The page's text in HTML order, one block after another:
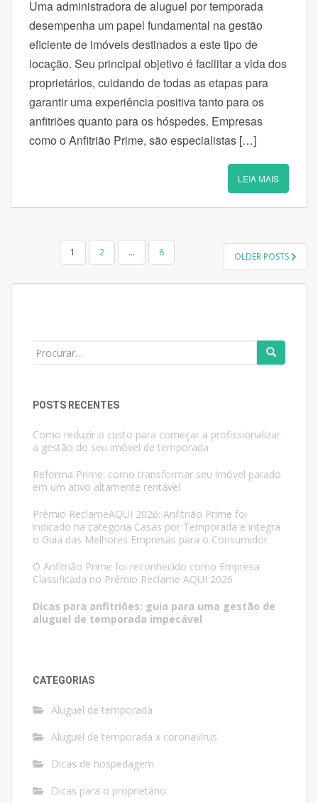
Uma administradora de aluguel por temporada
desempenha um papel fundamental na gestão
eficiente de imóveis destinados a este tipo de
locação. Seu principal objetivo é facilitar a vida dos
proprietários, cuidando de todas as etapas para
garantir uma experiência positiva tanto para os
anfitriões quanto para os hóspedes. Empresas
como o Anfitrião Prime, são especialistas […]
LEIA MAIS
NAVEGAÇÃO
POSTS
1 2 … 6 OLDER POSTS
Search
POSTS RECENTES
Como reduzir o custo para começar a profissionalizar
a gestão do seu imóvel de temporada
Reforma Prime: como transformar seu imóvel parado
em um ativo altamente rentável
Prêmio ReclameAQUI 2026: Anfitrião Prime foi
indicado na categoria Casas por Temporada e integra
o Guia das Melhores Empresas para o Consumidor
O Anfitrião Prime foi reconhecido como Empresa
Classificada no Prêmio Reclame AQUI 2026
Dicas para anfitriões: guia para uma gestão de
aluguel de temporada impecável
CATEGORIAS
Aluguel de temporada
Aluguel de temporada x coronavírus
Dicas de hospedagem
Dicas para o proprietário